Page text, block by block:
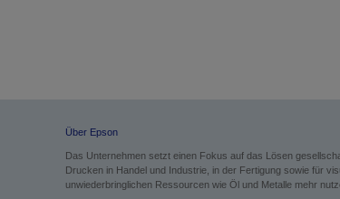
Über Epson
Das Unternehmen setzt einen Fokus auf das Lösen
Drucken in Handel und Industrie, in der Fertigung sowie für
unwiederbringlichen Ressourcen wie Öl und Metalle mehr